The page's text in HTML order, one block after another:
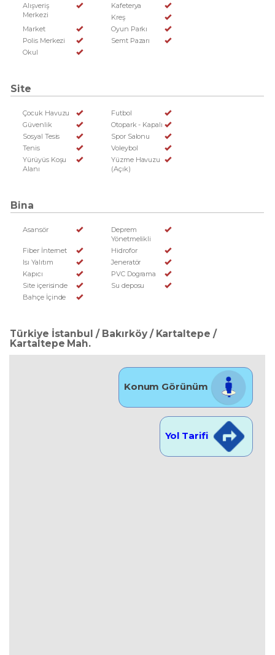
Alışveriş
Merkezi
Kafeterya
Kreş
Market
Oyun Parkı
Polis Merkezi
Semt Pazarı
Okul
Site
Çocuk Havuzu
Futbol
Güvenlik
Otopark - Kapalı
Sosyal Tesis
Spor Salonu
Tenis
Voleybol
Yürüyüs Koşu
Alanı
Yüzme Havuzu
(Açık)
Bina
Asansör
Deprem
Yönetmelikli
Fiber İnternet
Hidrofor
Isı Yalıtım
Jeneratör
Kapıcı
PVC Dograma
Site içerisinde
Su deposu
Bahçe İçinde
Türkiye İstanbul / Bakırköy/ Kartaltepe /
Kartaltepe Mah.
Konum Görünüm
Yol Tarifi